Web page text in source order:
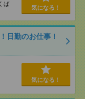
ば
気になる！
日勤のお仕事！
気になる！